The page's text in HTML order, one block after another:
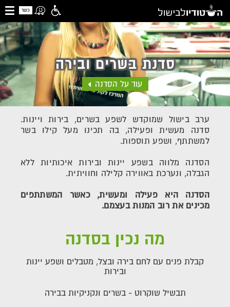
כשר
סדנת בשרים ובירה
עוד על הסדנה
ערב בישול שמוקדש לשפע בשרים, בירות ויינות.
סדנה מעשית ופעילה, בה תכינו מעל קילו בשר
למשתתף, ושפע תוספות.
הסדנה מלווה בשפע יינות ובירות איכותיות ללא
הגבלה, ונערכת באווירה קלילה וחוויתית.
הסדנה היא פעילה ומעשית, כאשר המשתתפים
מכינים את רוב המנות בעצמם.
מה נכין בסדנה
קבלת פנים עם לחם בירה ובצל, מטבלים ושפע יינות
ובירות
תבשיל שוקרוט - בשרים ונקניקיות בבירה